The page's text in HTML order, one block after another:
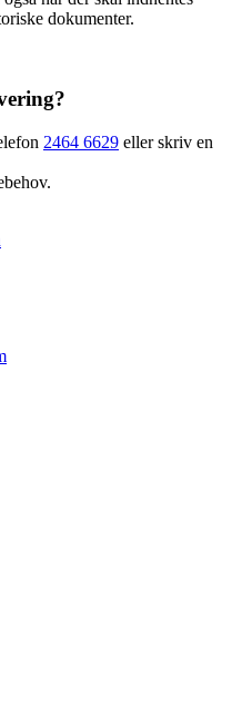
dokumenter.
2464 6629 eller skriv en